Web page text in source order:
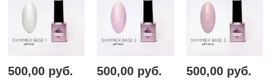
500,00 руб. 500,00 руб. 500,00 руб.